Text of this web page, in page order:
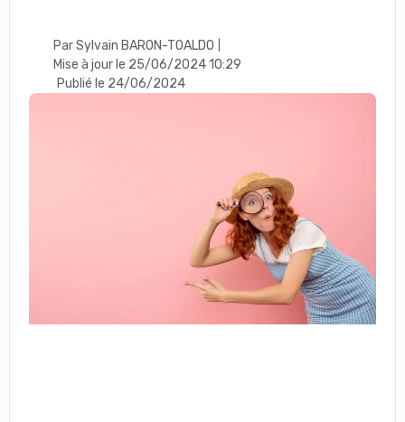
Par Sylvain BARON-TOALDO
Mise à jour le 25/06/2024 10:29
Publié le 24/06/2024